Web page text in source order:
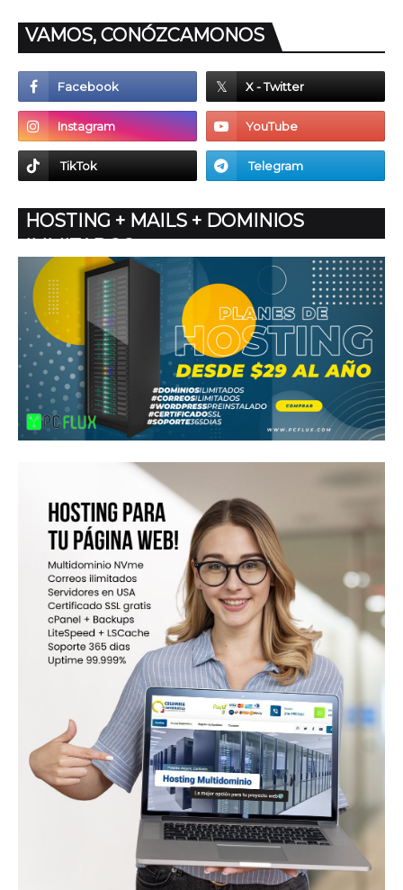
VAMOS, CONÓZCAMONOS
HOSTING + MAILS + DOMINIOS
ILIMITADOS